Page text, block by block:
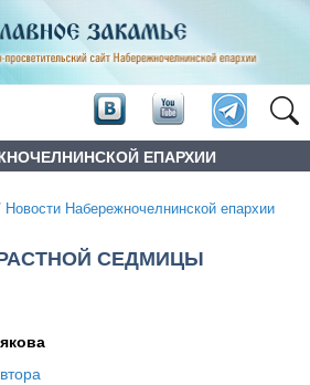
ЕПАРХИИ
Новости Набережночелнинской епархии
СЕДМИЦЫ